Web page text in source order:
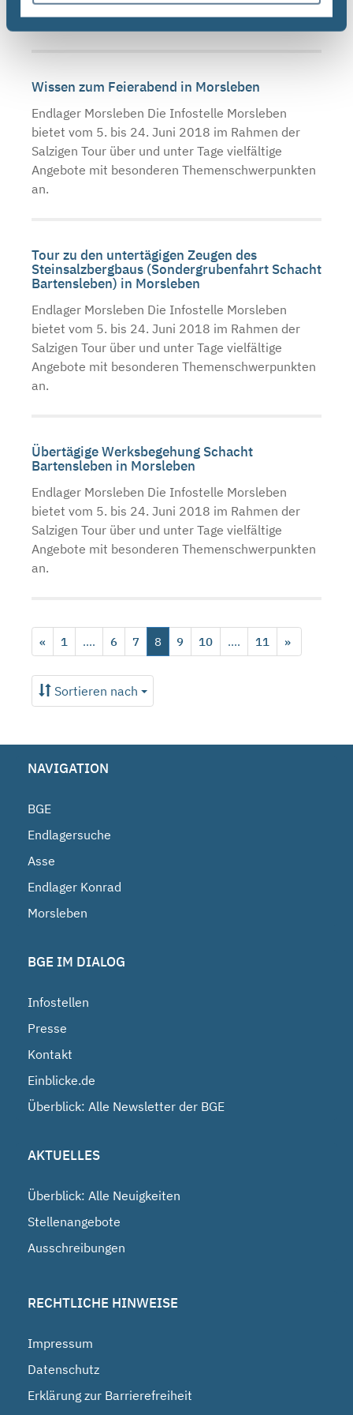
an.
Wissen zum Feierabend in Morsleben
Endlager Morsleben Die Infostelle Morsleben
bietet vom 5. bis 24. Juni 2018 im Rahmen der
Salzigen Tour über und unter Tage vielfältige
Angebote mit besonderen Themenschwerpunkten
an.
Tour zu den untertägigen Zeugen des
Steinsalzbergbaus (Sondergrubenfahrt Schacht
Bartensleben) in Morsleben
Endlager Morsleben Die Infostelle Morsleben
bietet vom 5. bis 24. Juni 2018 im Rahmen der
Salzigen Tour über und unter Tage vielfältige
Angebote mit besonderen Themenschwerpunkten
an.
Übertägige Werksbegehung Schacht
Bartensleben in Morsleben
Endlager Morsleben Die Infostelle Morsleben
bietet vom 5. bis 24. Juni 2018 im Rahmen der
Salzigen Tour über und unter Tage vielfältige
Angebote mit besonderen Themenschwerpunkten
an.
« 1 .... 6 7 8 9 10 .... 11 »
Sortieren nach
NAVIGATION
BGE
Endlagersuche
Asse
Endlager Konrad
Morsleben
BGE IM DIALOG
Infostellen
Presse
Kontakt
Einblicke.de
Überblick: Alle Newsletter der BGE
AKTUELLES
Überblick: Alle Neuigkeiten
Stellenangebote
Ausschreibungen
RECHTLICHE HINWEISE
Impressum
Datenschutz
Erklärung zur Barrierefreiheit